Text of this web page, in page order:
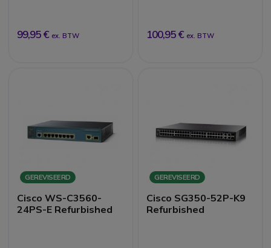
99,95 € ex. BTW 100,95 € ex. BTW
GEREVISEERD
Cisco WS-C3560-
24PS-E Refurbished
GEREVISEERD
Cisco SG350-52P-K9
Refurbished